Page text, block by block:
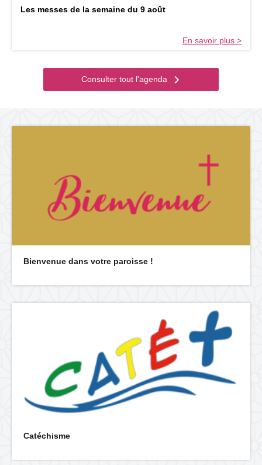
Les messes de la semaine du 9 août
En savoir plus >
Consulter tout l'agenda
Bienvenue dans votre paroisse !
Catéchisme